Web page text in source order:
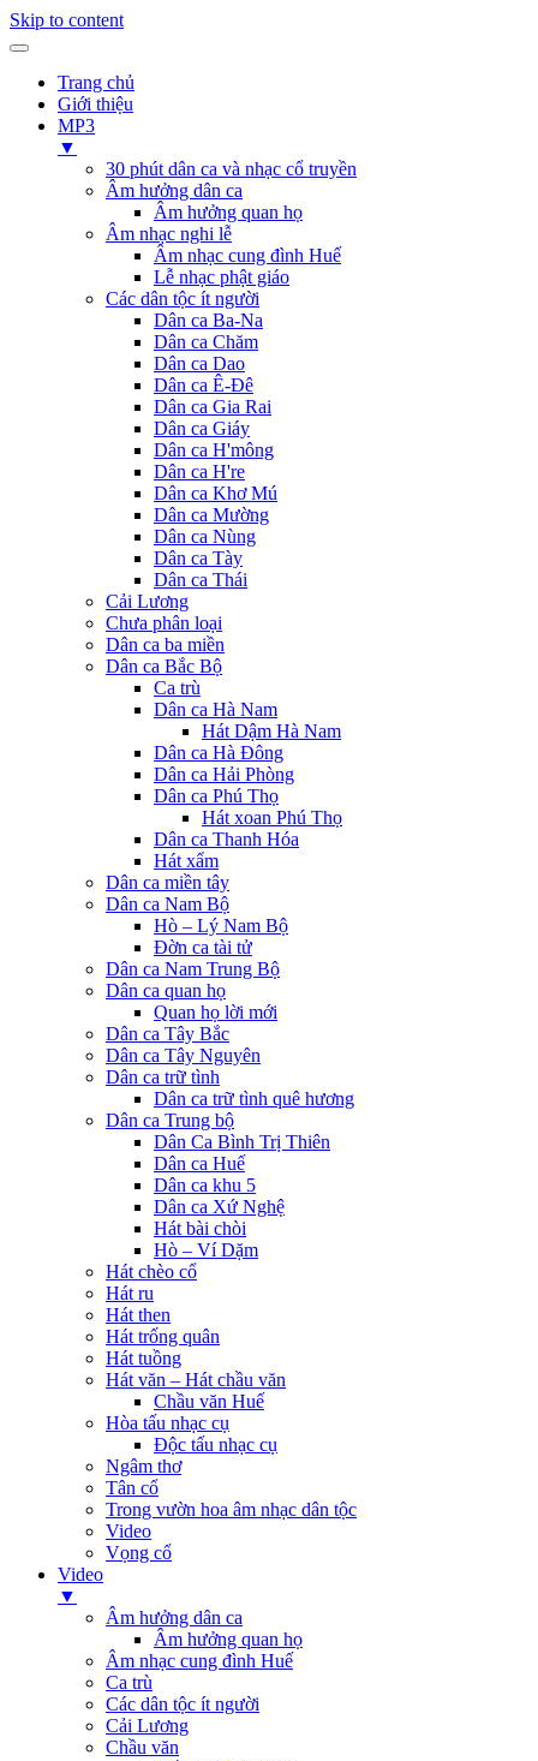
Skip to content
Trang chủ
Giới thiệu
MP3
▼
30 phút dân ca và nhạc cổ truyền
Âm hưởng dân ca
Âm hưởng quan họ
Âm nhạc nghi lễ
Âm nhạc cung đình Huế
Lễ nhạc phật giáo
Các dân tộc ít người
Dân ca Ba-Na
Dân ca Chăm
Dân ca Dao
Dân ca Ê-Đê
Dân ca Gia Rai
Dân ca Giáy
Dân ca H'mông
Dân ca H're
Dân ca Khơ Mú
Dân ca Mường
Dân ca Nùng
Dân ca Tày
Dân ca Thái
Cải Lương
Chưa phân loại
Dân ca ba miền
Dân ca Bắc Bộ
Ca trù
Dân ca Hà Nam
Hát Dậm Hà Nam
Dân ca Hà Đông
Dân ca Hải Phòng
Dân ca Phú Thọ
Hát xoan Phú Thọ
Dân ca Thanh Hóa
Hát xẩm
Dân ca miền tây
Dân ca Nam Bộ
Hò – Lý Nam Bộ
Đờn ca tài tử
Dân ca Nam Trung Bộ
Dân ca quan họ
Quan họ lời mới
Dân ca Tây Bắc
Dân ca Tây Nguyên
Dân ca trữ tình
Dân ca trữ tình quê hương
Dân ca Trung bộ
Dân Ca Bình Trị Thiên
Dân ca Huế
Dân ca khu 5
Dân ca Xứ Nghệ
Hát bài chòi
Hò – Ví Dặm
Hát chèo cổ
Hát ru
Hát then
Hát trống quân
Hát tuồng
Hát văn – Hát chầu văn
Chầu văn Huế
Hòa tấu nhạc cụ
Độc tấu nhạc cụ
Ngâm thơ
Tân cổ
Trong vườn hoa âm nhạc dân tộc
Video
Vọng cổ
Video
▼
Âm hưởng dân ca
Âm hưởng quan họ
Âm nhạc cung đình Huế
Ca trù
Các dân tộc ít người
Cải Lương
Chầu văn